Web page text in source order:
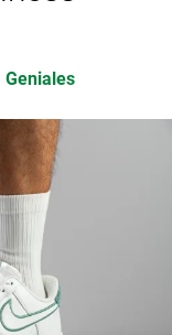
Geniales